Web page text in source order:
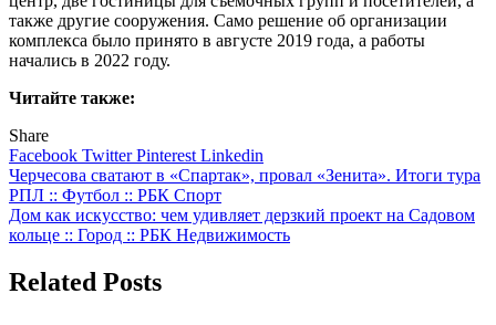
также другие сооружения. Само решение об организации
комплекса было принято в августе 2019 года, а работы
начались в 2022 году.
Читайте также:
Share
Facebook TwitterPinterest Linkedin
Навигация
по
записям
Черчесова сватают в «Спартак», провал «Зенита». Итоги тура
РПЛ :: Футбол :: РБК Спорт
Дом как искусство: чем удивляет дерзкий проект на Садовом
кольце :: Город :: РБК Недвижимость
Related Posts